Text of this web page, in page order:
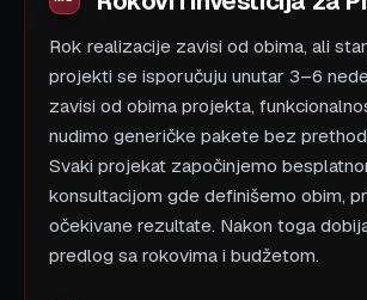
Rok realizacije zavisi od obima, ali
projekti se isporučuju unutar 3–6
zavisi od obima projekta,
nudimo generičke pakete bez
Svaki projekat započinjemo
konsultacijom gde definišemo obim,
očekivane rezultate. Nakon toga
predlog sa rokovima i budžetom.